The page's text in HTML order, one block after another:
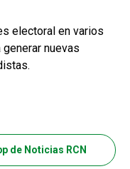
electoral en varios
nuevas
de Noticias RCN